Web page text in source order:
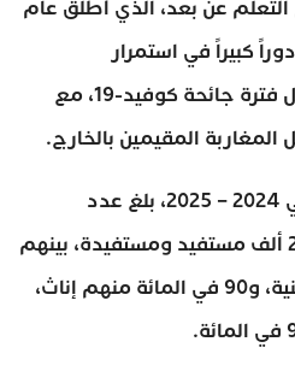
التعلم عن بعد، الذي أُطلق عام
دوراً كبيراً في استمرار
المستفيدين في التعلم خلال فترة جائحة كوفيد-19، مع
المقيمين بالخارج.
وبخصوص الموسم الدراسي 2024 – 2025، بلغ عدد
المسجلين بالبرنامج نحو 240 ألف مستفيد ومستفيدة، بينهم
3400 من المؤسسات السجنية، و90 في المائة منهم إناث،